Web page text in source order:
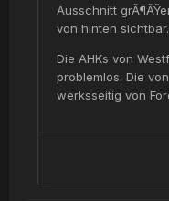
Ausschnitt
von hinten
Die AHKs von
problemlos. Die
werksseitig von